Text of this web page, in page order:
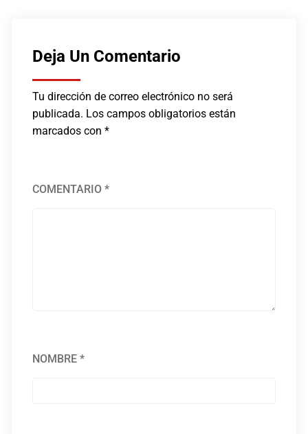
Deja Un Comentario
Tu dirección de correo electrónico no será
publicada. Los campos obligatorios están
marcados con*
COMENTARIO*
NOMBRE*